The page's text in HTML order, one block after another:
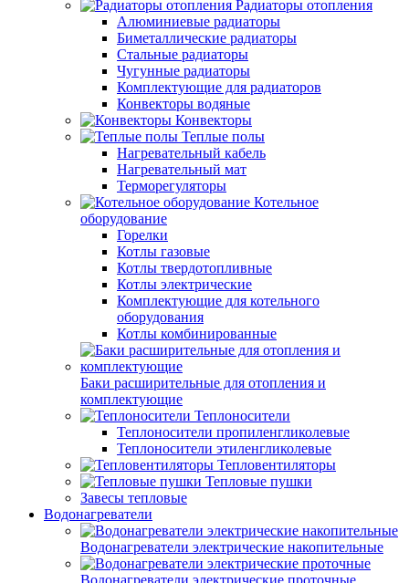
Радиаторы отопления
Алюминиевые радиаторы
Биметаллические радиаторы
Стальные радиаторы
Чугунные радиаторы
Комплектующие для радиаторов
Конвекторы водяные
Конвекторы
Теплые полы
Нагревательный кабель
Нагревательный мат
Терморегуляторы
Котельное
оборудование
Горелки
Котлы газовые
Котлы твердотопливные
Котлы электрические
Комплектующие для котельного
оборудования
Котлы комбинированные
Баки расширительные для отопления и
комплектующие
Теплоносители
Теплоносители пропиленгликолевые
Теплоносители этиленгликолевые
Тепловентиляторы
Тепловые пушки
Завесы тепловые
Водонагреватели
Водонагреватели электрические накопительные
Водонагреватели электрические проточные